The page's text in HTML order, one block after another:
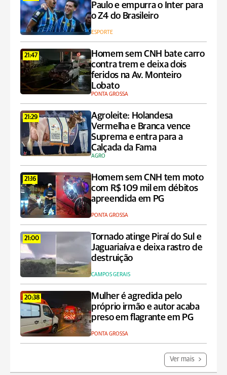
Paulo e empurra o Inter para
o Z4 do Brasileiro
ESPORTE
21:47
Homem sem CNH bate carro
contra trem e deixa dois
feridos na Av. Monteiro
Lobato
PONTA GROSSA
21:29
Agroleite: Holandesa
Vermelha e Branca vence
Suprema e entra para a
Calçada da Fama
AGRO
21:16
Homem sem CNH tem moto
com R$ 109 mil em débitos
apreendida em PG
PONTA GROSSA
21:00
Tornado atinge Piraí do Sul e
Jaguariaíva e deixa rastro de
destruição
CAMPOS GERAIS
20:38
Mulher é agredida pelo
próprio irmão e autor acaba
preso em flagrante em PG
PONTA GROSSA
Ver mais